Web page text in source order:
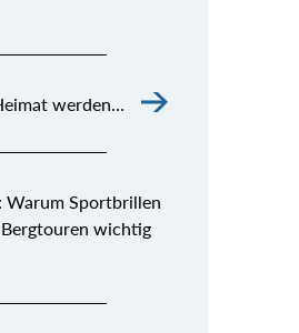
werden…
Warum Sportbrillen
wichtig